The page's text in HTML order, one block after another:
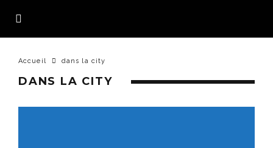
Accueil dans la city
DANS LA CITY